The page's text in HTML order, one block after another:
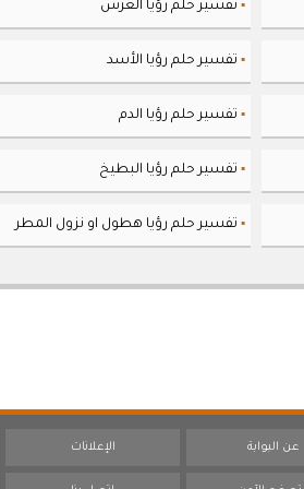
▪ تفسير حلم رؤيا العرس
▪ تفسير حلم رؤيا الأسد
▪ تفسير حلم رؤيا الدم
▪ تفسير حلم رؤيا البطيخ
▪ تفسير حلم رؤيا هطول او نزول المطر
عن البوابة الإعلانات